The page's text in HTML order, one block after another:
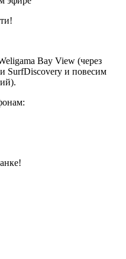
Bay View (через
SurfDiscovery и повесим